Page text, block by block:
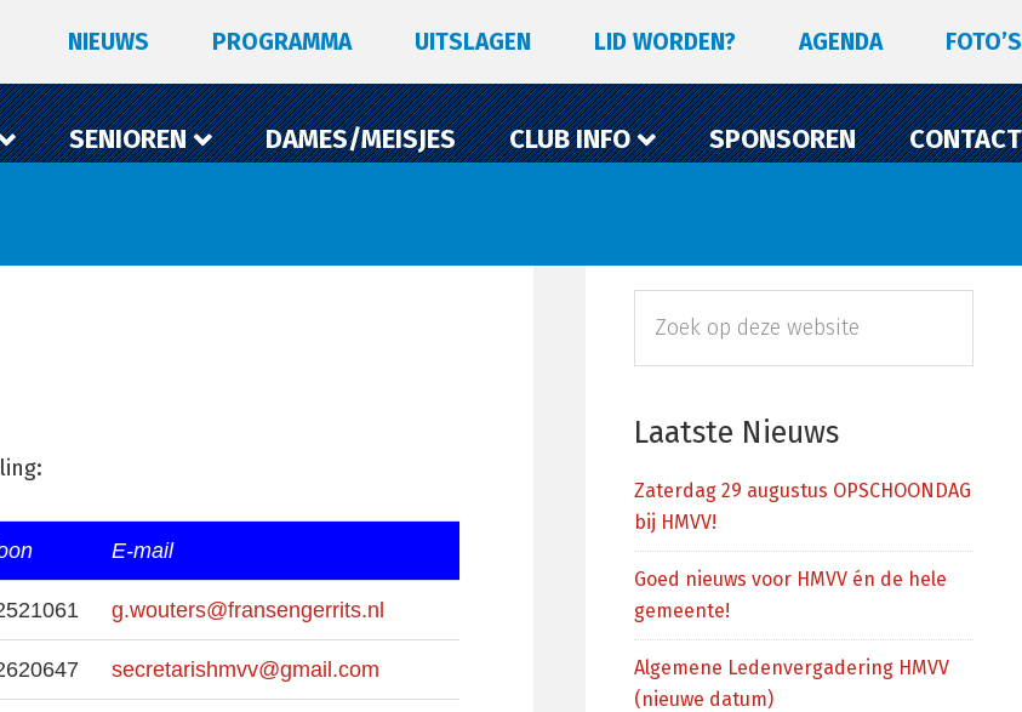
NIEUWS PROGRAMMA UITSLAGEN LID WORDEN? AGENDA FOTO’S
SENIOREN DAMES/MEISJES CLUB INFO SPONSOREN CONTACT
E-mail
g.wouters@fransengerrits.nl
secretarishmvv@gmail.com
Primaire
Sidebar
deze
Laatste Nieuws
Zaterdag 29 augustus OPSCHOONDAG
bij HMVV!
Goed nieuws voor HMVV én de hele
gemeente!
Algemene Ledenvergadering HMVV
(nieuwe datum)